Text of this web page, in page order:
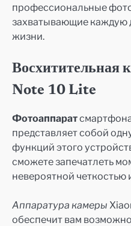
профессиональные
захватывающие каждую
жизни.
Восхитительная
Note 10 Lite
Фотоаппарат
представляет собой
функций этого
сможете запечатлеть
невероятной четкостью
Аппаратура камеры
обеспечит вам